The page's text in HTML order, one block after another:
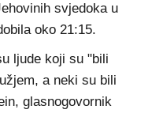
svjedoka u
oko 21:15.
ljude koji su "bili
a neki su bili
glasnogovornik